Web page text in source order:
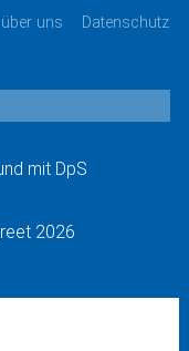
uns Datenschutz
mit DpS
2026